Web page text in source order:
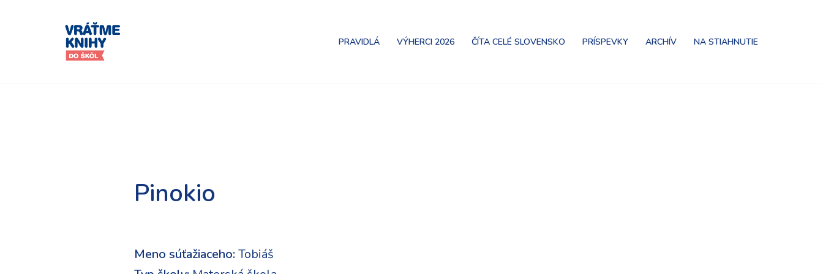
PRAVIDLÁ VÝHERCI 2026 ČÍTA CELÉ SLOVENSKO PRÍSPEVKY ARCHÍV NA STIAHNUTIE
Pinokio
Meno súťažiaceho: Tobiáš